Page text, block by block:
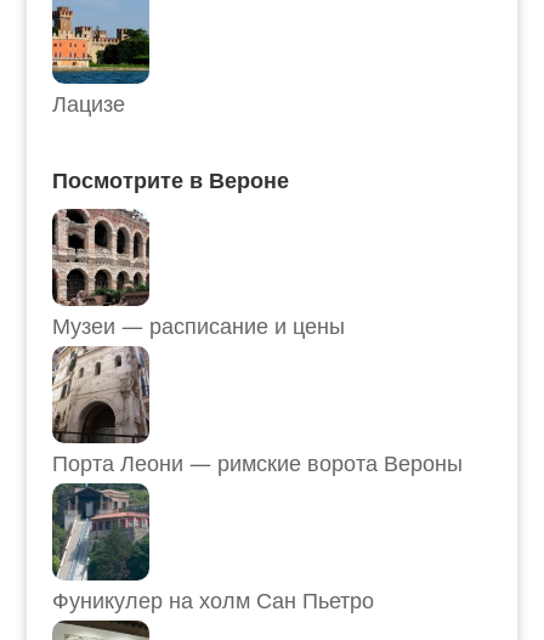
Лацизе
Посмотрите в Вероне
Музеи — расписание и цены
Порта Леони — римские ворота Вероны
Фуникулер на холм Сан Пьетро